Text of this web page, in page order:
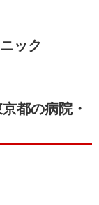
ック
都の病院・